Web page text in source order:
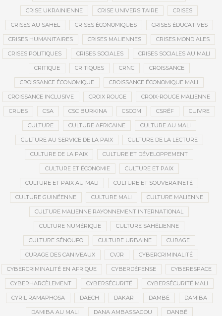
CRISE UKRAINIENNE CRISE UNIVERSITAIRE CRISES
CRISES AU SAHEL CRISES ÉCONOMIQUES CRISES ÉDUCATIVES
CRISES HUMANITAIRES CRISES MALIENNES CRISES MONDIALES
CRISES POLITIQUES CRISES SOCIALES CRISES SOCIALES AU MALI
CRITIQUE CRITIQUES CRNC CROISSANCE
CROISSANCE ÉCONOMIQUE CROISSANCE ÉCONOMIQUE MALI
CROISSANCE INCLUSIVE CROIX ROUGE CROIX-ROUGE MALIENNE
CRUES CSA CSC BURKINA CSCOM CSRÉF CUIVRE
CULTURE CULTURE AFRICAINE CULTURE AU MALI
CULTURE AU SERVICE DE LA PAIX CULTURE DE LA LECTURE
CULTURE DE LA PAIX CULTURE ET DÉVELOPPEMENT
CULTURE ET ÉCONOMIE CULTURE ET PAIX
CULTURE ET PAIX AU MALI CULTURE ET SOUVERAINETÉ
CULTURE GUINÉENNE CULTURE MALI CULTURE MALIENNE
CULTURE MALIENNE RAYONNEMENT INTERNATIONAL
CULTURE NUMÉRIQUE CULTURE SAHÉLIENNE
CULTURE SÉNOUFO CULTURE URBAINE CURAGE
CURAGE DES CANIVEAUX CVJR CYBERCRIMINALITÉ
CYBERCRIMINALITÉ EN AFRIQUE CYBERDÉFENSE CYBERESPACE
CYBERHARCÈLEMENT CYBERSÉCURITÉ CYBERSÉCURITÉ MALI
CYRIL RAMAPHOSA DAECH DAKAR DAMBÉ DAMIBA
DAMIBA AU MALI DANA AMBASSAGOU DANBÉ